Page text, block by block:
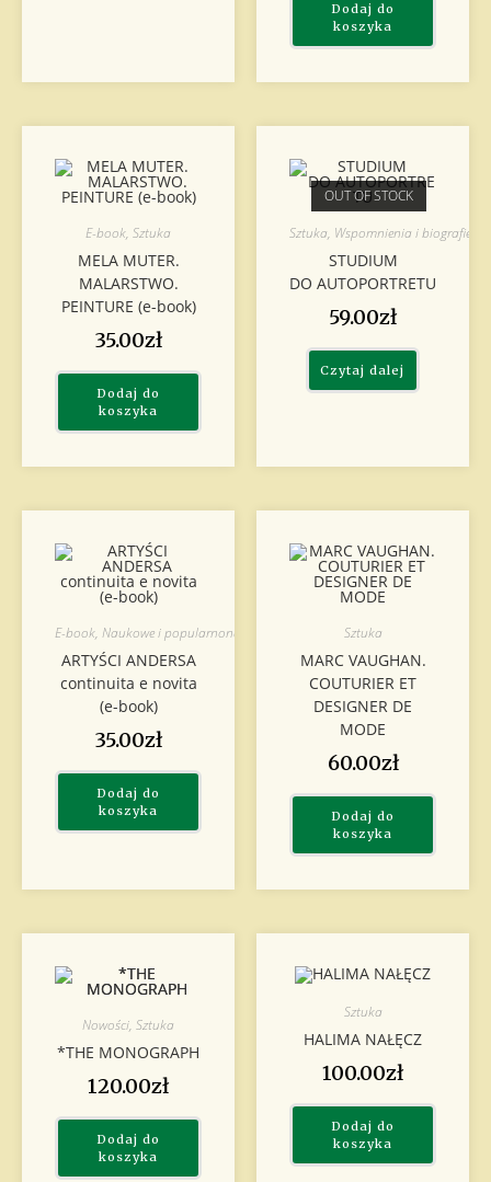
Dodaj do
koszyka
E-book, Sztuka
MELA MUTER.
MALARSTWO.
PEINTURE (e-book)
35.00zł
Dodaj do
koszyka
OUT OF STOCK
Sztuka, Wspomnienia i biografie
STUDIUM
DO AUTOPORTRETU
59.00zł
Czytaj dalej
E-book, Naukowe i popularnonaukowe
ARTYŚCI ANDERSA
continuita e novita
(e-book)
35.00zł
Dodaj do
koszyka
Sztuka
MARC VAUGHAN.
COUTURIER ET
DESIGNER DE
MODE
60.00zł
Dodaj do
koszyka
Nowości, Sztuka
*THE MONOGRAPH
120.00zł
Dodaj do
koszyka
Sztuka
HALIMA NAŁĘCZ
100.00zł
Dodaj do
koszyka